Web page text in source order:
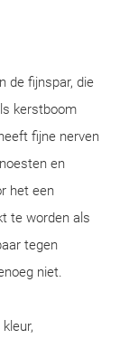
de fijnspar, die
kerstboom
fijne nerven
en
het een
te worden als
tegen
niet.